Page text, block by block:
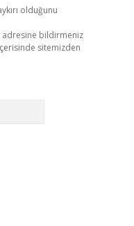
olduğunu
adresine bildirmeniz
sitemizden